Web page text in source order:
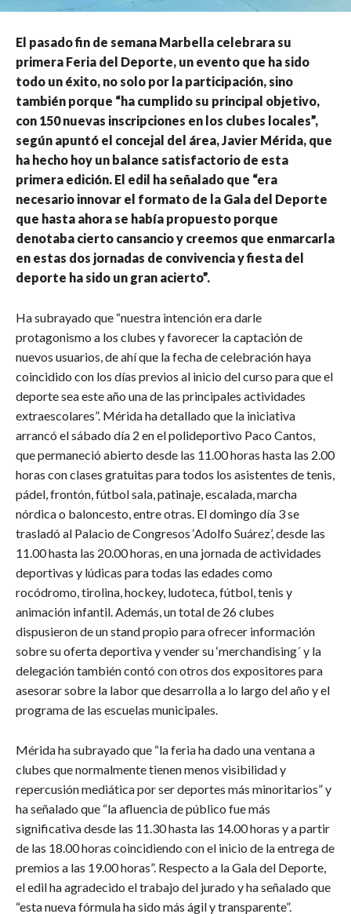
El pasado fin de semana Marbella celebrara su
primera Feria del Deporte, un evento que ha sido
todo un éxito, no solo por la participación, sino
también porque “ha cumplido su principal objetivo,
con 150 nuevas inscripciones en los clubes locales”,
según apuntó el concejal del área, Javier Mérida, que
ha hecho hoy un balance satisfactorio de esta
primera edición. El edil ha señalado que “era
necesario innovar el formato de la Gala del Deporte
que hasta ahora se había propuesto porque
denotaba cierto cansancio y creemos que enmarcarla
en estas dos jornadas de convivencia y fiesta del
deporte ha sido un gran acierto”.
Ha subrayado que “nuestra intención era darle
protagonismo a los clubes y favorecer la captación de
nuevos usuarios, de ahí que la fecha de celebración haya
coincidido con los días previos al inicio del curso para que el
deporte sea este año una de las principales actividades
extraescolares”. Mérida ha detallado que la iniciativa
arrancó el sábado día 2 en el polideportivo Paco Cantos,
que permaneció abierto desde las 11.00 horas hasta las 2.00
horas con clases gratuitas para todos los asistentes de tenis,
pádel, frontón, fútbol sala, patinaje, escalada, marcha
nórdica o baloncesto, entre otras. El domingo día 3 se
trasladó al Palacio de Congresos ‘Adolfo Suárez’, desde las
11.00 hasta las 20.00 horas, en una jornada de actividades
deportivas y lúdicas para todas las edades como
rocódromo, tirolina, hockey, ludoteca, fútbol, tenis y
animación infantil. Además, un total de 26 clubes
dispusieron de un stand propio para ofrecer información
sobre su oferta deportiva y vender su ‘merchandising´ y la
delegación también contó con otros dos expositores para
asesorar sobre la labor que desarrolla a lo largo del año y el
programa de las escuelas municipales.
Mérida ha subrayado que “la feria ha dado una ventana a
clubes que normalmente tienen menos visibilidad y
repercusión mediática por ser deportes más minoritarios” y
ha señalado que “la afluencia de público fue más
significativa desde las 11.30 hasta las 14.00 horas y a partir
de las 18.00 horas coincidiendo con el inicio de la entrega de
premios a las 19.00 horas”. Respecto a la Gala del Deporte,
el edil ha agradecido el trabajo del jurado y ha señalado que
“esta nueva fórmula ha sido más ágil y transparente”.